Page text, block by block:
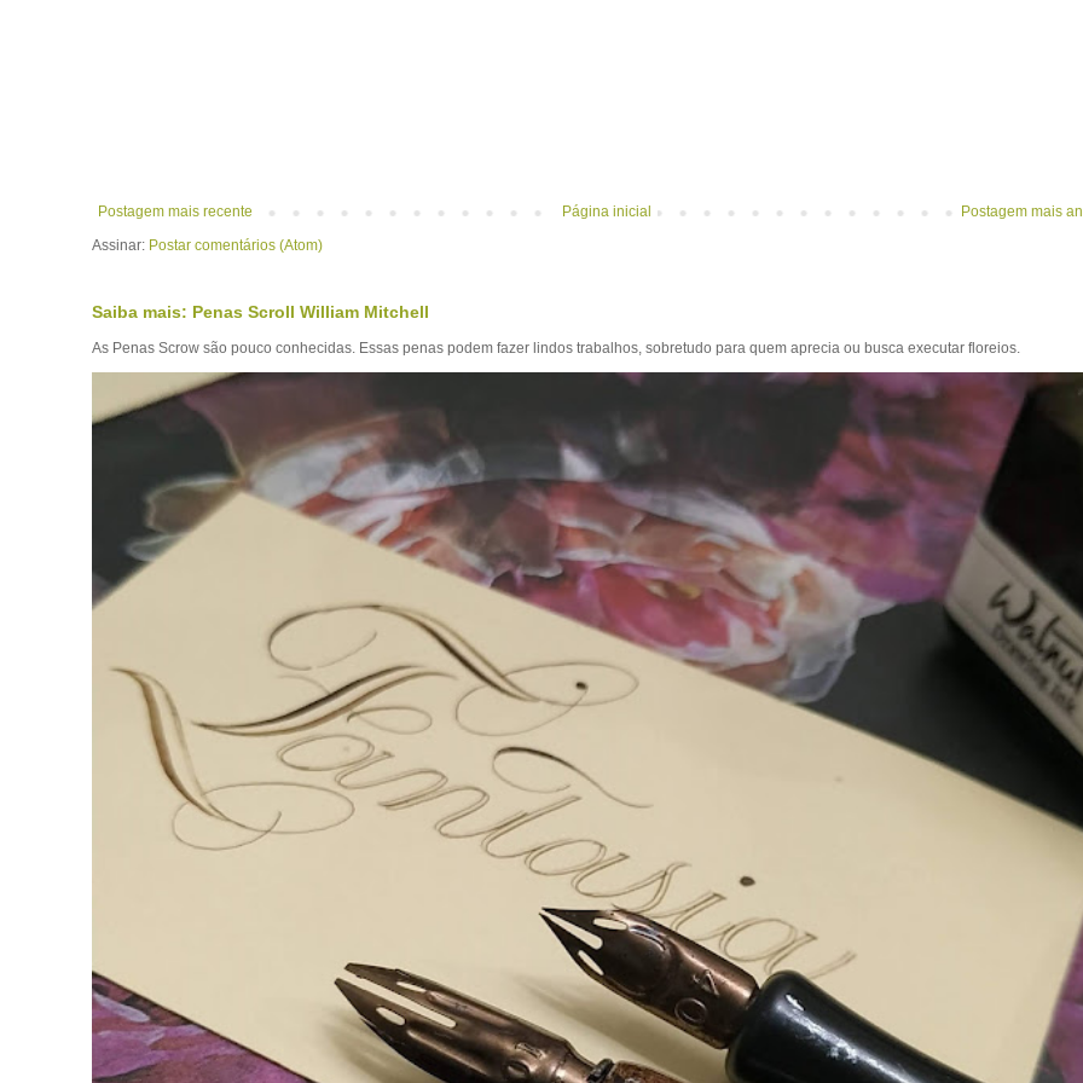
Postagem mais recente Postagem mais
Página inicial
Assinar: Postar comentários (Atom)
Saiba mais: Penas Scroll William Mitchell
As Penas Scrow são pouco conhecidas. Essas penas podem fazer lindos trabalhos, sobretudo para quem aprecia ou busca executar floreios.